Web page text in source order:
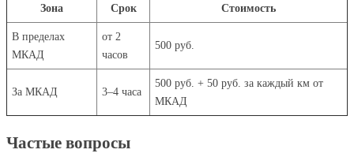
Зона Срок Стоимость
В пределах
МКАД
от 2
часов
500 руб.
За МКАД 3–4 часа
500 руб. + 50 руб. за каждый км от
МКАД
Частые вопросы